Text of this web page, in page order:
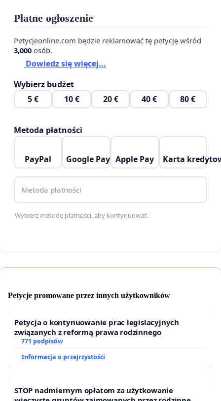
Płatne ogłoszenie
Petycjeonline.com będzie reklamować tę petycję wśród
3,000 osób.
Dowiedz się więcej...
Wybierz budżet
5 €
10 € 20 € 40 € 80 €
Metoda płatności
PayPal Google Pay Apple Pay Karta
Metoda płatności
Wybierz metodę płatności, aby kontynuować.
Petycje promowane przez innych użytkowników
Petycja o kontynuowanie prac legislacyjnych
związanych z reformą prawa rodzinnego
771 podpisów
Informacja o przejrzystości
STOP nadmiernym opłatom za użytkowanie